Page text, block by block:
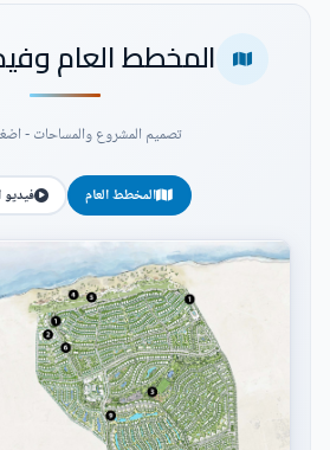
المخطط العام
تصميم المشروع والمساحات -
المخطط العام